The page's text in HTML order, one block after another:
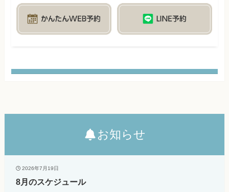
お知らせ
2026年7月19日
8月のスケジュール